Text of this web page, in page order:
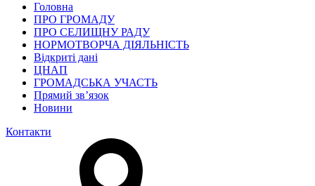
Головна
ПРО ГРОМАДУ
ПРО СЕЛИЩНУ РАДУ
НОРМОТВОРЧА ДІЯЛЬНІСТЬ
Відкриті дані
ЦНАП
ГРОМАДСЬКА УЧАСТЬ
Прямий зв’язок
Новини
Контакти